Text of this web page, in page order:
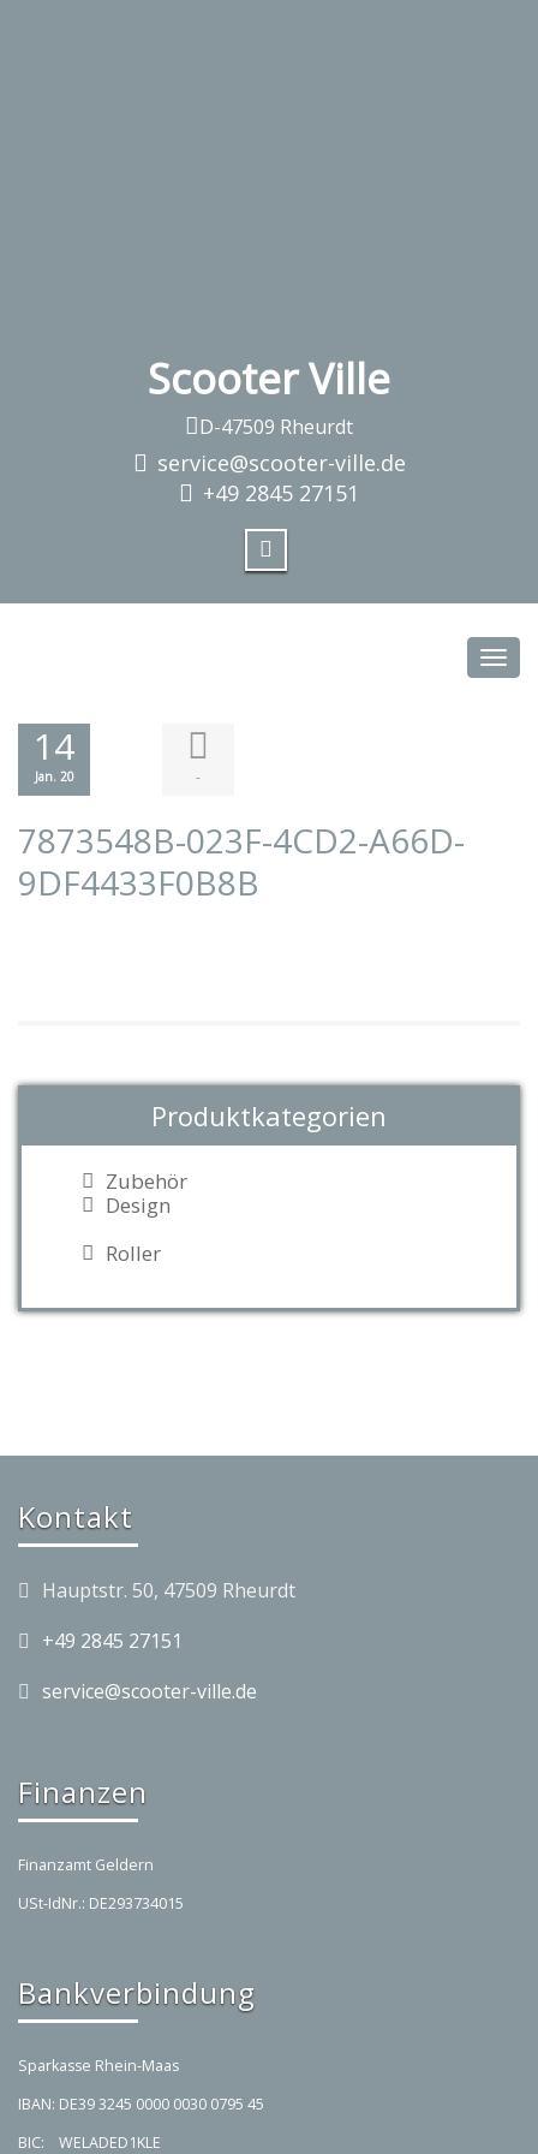
Scooter Ville
D-47509 Rheurdt
service@scooter-ville.de
+49 2845 27151
14
Jan. 20 -
7873548B-023F-4CD2-A66D-
9DF4433F0B8B
Produktkategorien
Zubehör
Design
Roller
Kontakt
Hauptstr. 50, 47509 Rheurdt
+49 2845 27151
service@scooter-ville.de
Finanzen
Finanzamt Geldern
USt-IdNr.: DE293734015
Bankverbindung
Sparkasse Rhein-Maas
IBAN: DE39 3245 0000 0030 0795 45
BIC: WELADED1KLE